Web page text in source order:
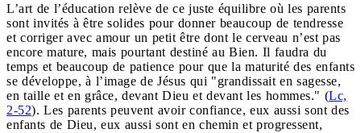
L’art de l’éducation relève de ce juste équilibre où les parents
sont invités à être solides pour donner beaucoup de tendresse
et corriger avec amour un petit être dont le cerveau n’est pas
encore mature, mais pourtant destiné au Bien. Il faudra du
temps et beaucoup de patience pour que la maturité des enfants
se développe, à l’image de Jésus qui "grandissait en sagesse,
en taille et en grâce, devant Dieu et devant les hommes." (Lc,
2-52). Les parents peuvent avoir confiance, eux aussi sont des
enfants de Dieu, eux aussi sont en chemin et progressent,